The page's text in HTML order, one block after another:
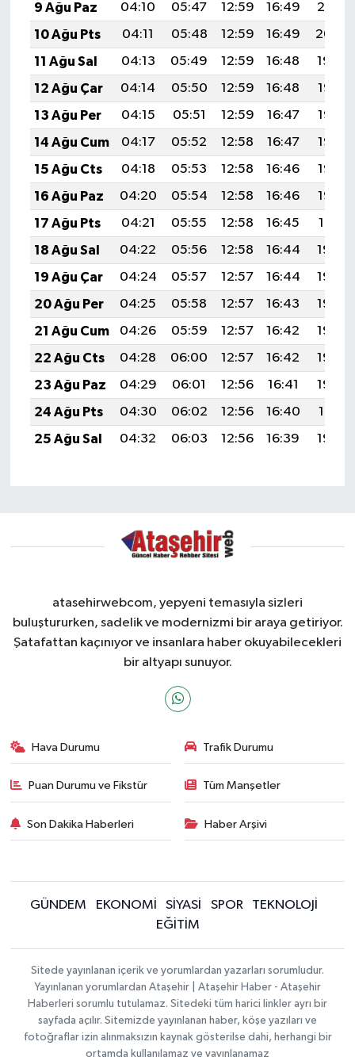
9 Ağu Paz
04:10 05:47 12:59 16:49
20:01
10 Ağu Pts
04:11 05:48 12:59 16:49
20:00
11 Ağu Sal
04:13 05:49 12:59 16:48
19:59
12 Ağu Çar
04:14 05:50 12:59 16:48
19:57
13 Ağu Per
04:15 05:51 12:59 16:47
19:56
14 Ağu Cum
04:17 05:52 12:58 16:47
19:55
15 Ağu Cts
04:18 05:53 12:58 16:46
19:53
16 Ağu Paz
04:20 05:54 12:58 16:46
19:52
17 Ağu Pts
04:21 05:55 12:58 16:45
19:51
18 Ağu Sal
04:22 05:56 12:58 16:44
19:49
19 Ağu Çar
04:24 05:57 12:57 16:44
19:48
20 Ağu Per
04:25 05:58 12:57 16:43
19:46
21 Ağu Cum
04:26 05:59 12:57 16:42
19:45
22 Ağu Cts
04:28 06:00 12:57 16:42
19:44
23 Ağu Paz
04:29 06:01 12:56 16:41
19:42
24 Ağu Pts
04:30 06:02 12:56 16:40
19:41
25 Ağu Sal
04:32 06:03 12:56 16:39 19:39
atasehirwebcom, yepyeni temasıyla sizleri
buluştururken, sadelik ve modernizmi bir araya getiriyor.
Şatafattan kaçınıyor ve insanlara haber okuyabilecekleri
bir altyapı sunuyor.
Hava Durumu Trafik Durumu
Puan Durumu ve Fikstür Tüm Manşetler
Son Dakika Haberleri Haber Arşivi
GÜNDEM EKONOMİ SİYASİ SPOR
TEKNOLOJİ
EĞİTİM
Sitede yayınlanan içerik ve yorumlardan yazarları sorumludur.
Yayınlanan yorumlardan Ataşehir | Ataşehir Haber - Ataşehir
Haberleri sorumlu tutulamaz. Sitedeki tüm harici linkler ayrı bir
sayfada açılır. Sitemizde yayınlanan haber, köşe yazıları ve
fotoğraflar izin alınmaksızın kaynak gösterilse dahi, herhangi bir
ortamda kullanılamaz ve yayınlanamaz